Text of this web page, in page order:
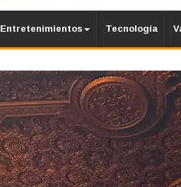
Entretenimientos Tecnología